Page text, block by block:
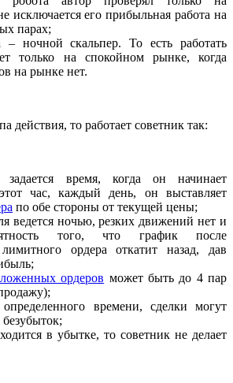
исключается его прибыльная работа на
парах;
– ночной скальпер. То есть работать
только на спокойном рынке, когда
на рынке нет.
действия, то работает советник так:
задается время, когда он начинает
час, каждый день, он выставляет
по обе стороны от текущей цены;
ведется ночью, резких движений нет и
того, что график после
ордера откатит назад, дав
ордеров может быть до 4 пар
времени, сделки могут
безубыток;
в убытке, то советник не делает